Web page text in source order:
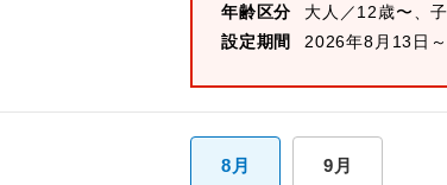
年齢区分
大人／12歳〜、
設定期間
2026年8月13日
8月 9月